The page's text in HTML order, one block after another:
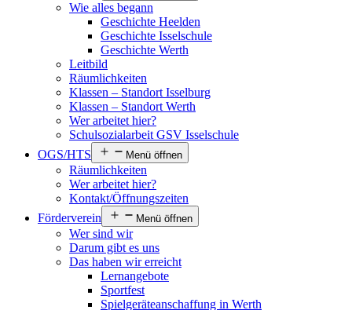
Wie alles begann
Geschichte Heelden
Geschichte Isselschule
Geschichte Werth
Leitbild
Räumlichkeiten
Klassen – Standort Isselburg
Klassen – Standort Werth
Wer arbeitet hier?
Schulsozialarbeit GSV Isselschule
OGS/HTS
Menü öffnen
Räumlichkeiten
Wer arbeitet hier?
Kontakt/Öffnungszeiten
Förderverein
Menü öffnen
Wer sind wir
Darum gibt es uns
Das haben wir erreicht
Lernangebote
Sportfest
Spielgeräteanschaffung in Werth